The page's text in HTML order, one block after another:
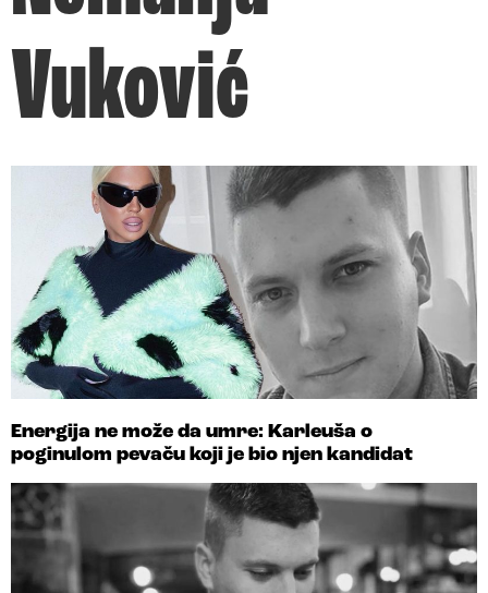
Vuković
Energija ne može da umre: Karleuša o
poginulom pevaču koji je bio njen kandidat